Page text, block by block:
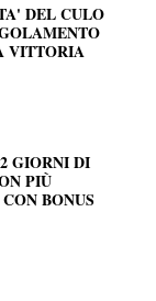
DEL CULO
VITTORIA
GIORNI DI
PIÙ
BONUS